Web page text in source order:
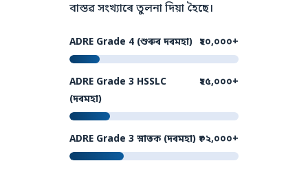
বাস্তৱ সংখ্যাৰে তুলনা দিয়া হৈছে।
ADRE Grade 4 (শুৰুৰ দৰমহা) ₹২০,০০০+
ADRE Grade 3 HSSLC
(দৰমহা)
₹২৫,০০০+
ADRE Grade 3 স্নাতক (দৰমহা) ₹৩২,০০০+